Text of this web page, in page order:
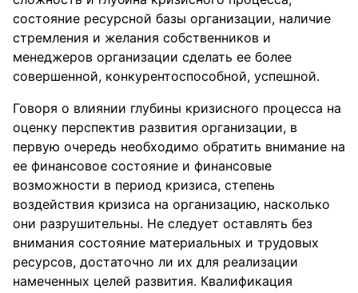
состояние ресурсной базы организации, наличие
стремления и желания собственников и
менеджеров организации сделать ее более
совершенной, конкурентоспособной, успешной.
Говоря о влиянии глубины кризисного процесса на
оценку перспектив развития организации, в
первую очередь необходимо обратить внимание на
ее финансовое состояние и финансовые
возможности в период кризиса, степень
воздействия кризиса на организацию, насколько
они разрушительны. Не следует оставлять без
внимания состояние материальных и трудовых
ресурсов, достаточно ли их для реализации
намеченных целей развития. Квалификация